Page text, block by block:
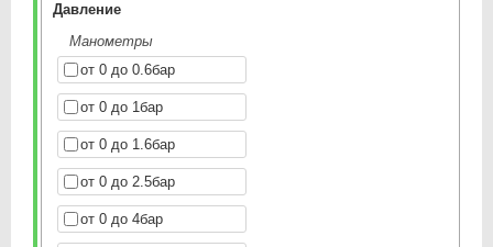
Давление
Манометры
от 0 до 0.6бар
от 0 до 1бар
от 0 до 1.6бар
от 0 до 2.5бар
от 0 до 4бар